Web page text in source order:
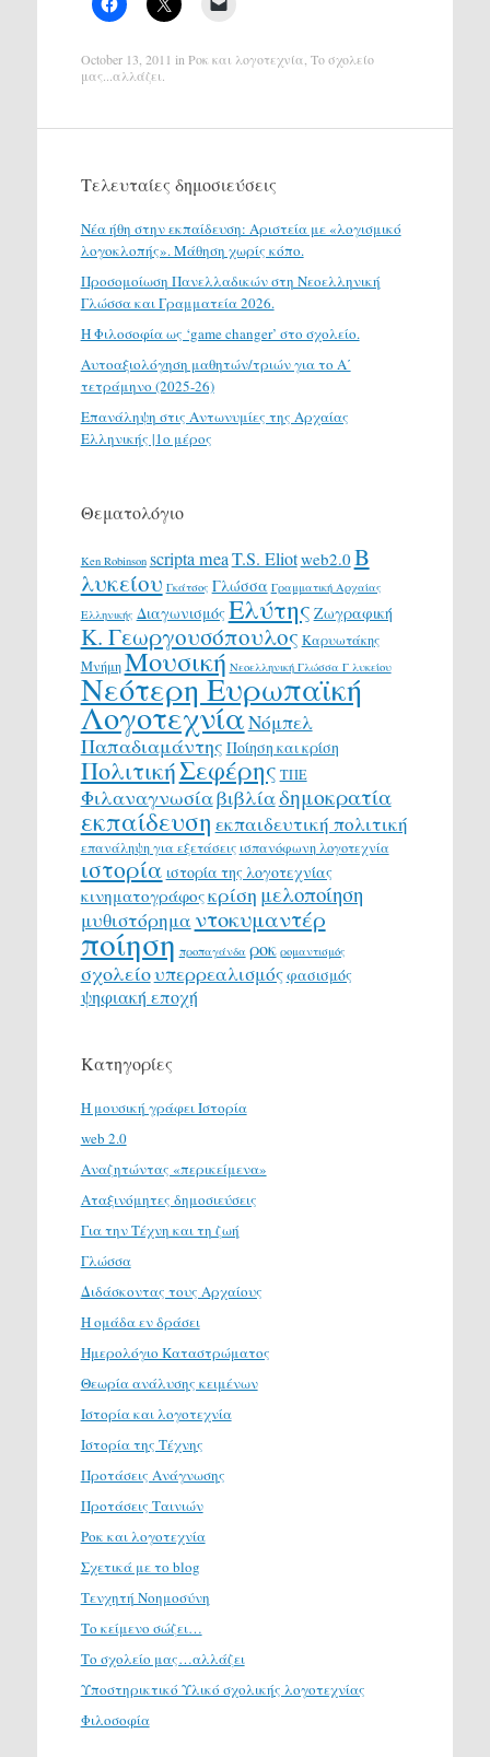
October 13, 2011 in Ροκ και λογοτεχνία Το σχολείο
μας...αλλάζει
Τελευταίες δημοσιεύσεις
Νέα ήθη στην εκπαίδευση: Αριστεία με «λογισμικό
λογοκλοπής». Μάθηση χωρίς κόπο.
Προσομοίωση Πανελλαδικών στη Νεοελληνική
Γλώσσα και Γραμματεία 2026.
H Φιλοσοφία ως ‘game changer’ στο σχολείο.
Αυτοαξιολόγηση μαθητών/τριών για το Α΄
τετράμηνο (2025-26)
Επανάληψη στις Αντωνυμίες της Αρχαίας
Ελληνικής |1ο μέρος
Θεματολόγιο
Ken Robinson scripta meaT.S. Eliotweb2.0 Β
λυκείου Γκάτσος Γλώσσα Γραμματική Αρχαίας
Ελληνικής ΔιαγωνισμόςΕλύτης Ζωγραφική
Κ. Γεωργουσόπουλος Καρυωτάκης
ΜνήμηΜουσική Νεοελληνική Γλώσσα Γ λυκείου
Νεότερη Ευρωπαϊκή
ΛογοτεχνίαΝόμπελ
Παπαδιαμάντης Ποίηση και κρίση
ΠολιτικήΣεφέρης ΤΠΕ
Φιλαναγνωσίαβιβλίαδημοκρατία
εκπαίδευση εκπαιδευτική πολιτική
επανάληψη για εξετάσεις ισπανόφωνη λογοτεχνία
ιστορία ιστορία της λογοτεχνίας
κινηματογράφοςκρίση μελοποίηση
μυθιστόρημα ντοκυμαντέρ
ποίηση προπαγάνδα ροκ ρομαντισμός
σχολείουπερρεαλισμόςφασισμός
ψηφιακή εποχή
Κατηγορίες
H μουσική γράφει Ιστορία
web 2.0
Αναζητώντας «περικείμενα»
Αταξινόμητες δημοσιεύσεις
Για την Τέχνη και τη ζωή
Γλώσσα
Διδάσκοντας τους Αρχαίους
Η ομάδα εν δράσει
Ημερολόγιο Καταστρώματος
Θεωρία ανάλυσης κειμένων
Ιστορία και λογοτεχνία
Ιστορία της Τέχνης
Προτάσεις Ανάγνωσης
Προτάσεις Ταινιών
Ροκ και λογοτεχνία
Σχετικά με το blog
Τενχητή Νοημοσύνη
Το κείμενο σώζει…
Το σχολείο μας…αλλάζει
Υποστηρικτικό Υλικό σχολικής λογοτεχνίας
Φιλοσοφία